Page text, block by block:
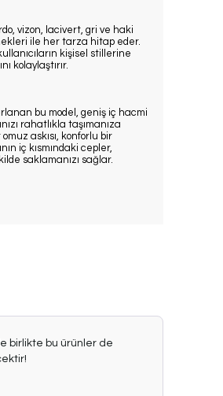
vizon, lacivert, gri ve haki
ile her tarza hitap eder.
kişisel stillerine
kolaylaştırır.
bu model, geniş iç hacmi
rahatlıkla taşımanıza
askısı, konforlu bir
iç kısmındaki cepler,
saklamanızı sağlar.
birlikte bu ürünler de